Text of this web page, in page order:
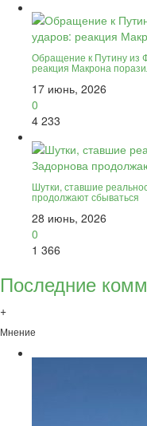
Обращение к Путину из
реакция Макрона
17 июнь, 2026
0
4 233
Шутки, ставшие
продолжают сбываться
28 июнь, 2026
0
1 366
Последние
+
Мнение